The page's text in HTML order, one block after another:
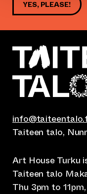
YES, PLEASE!
Taiteen talo,
Art House Turku
Taiteen talo
Thu 3pm to